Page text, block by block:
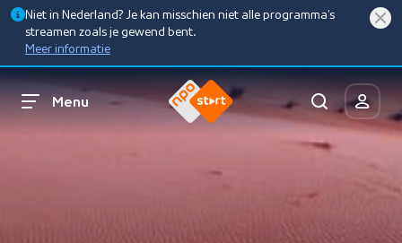
Niet in Nederland? Je kan misschien niet alle programma’s
streamen zoals je gewend bent.
Meer informatie
Menu